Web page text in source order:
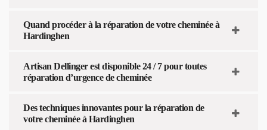
Quand procéder à la réparation de votre cheminée à
Hardinghen
Artisan Dellinger est disponible 24 / 7 pour toutes
réparation d’urgence de cheminée
Des techniques innovantes pour la réparation de
votre cheminée à Hardinghen